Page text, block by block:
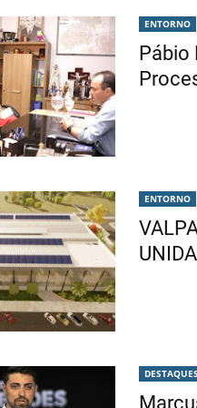
ENTORNO
Pábio
ENTORNO